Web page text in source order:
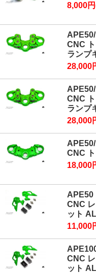
8,000
CNC
ランプ
28,000
CNC
ランプ
28,000
CNC
18,000
APE50
CNC
ット
11,000
CNC
ット